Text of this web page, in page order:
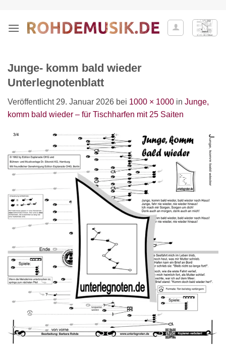
springen
Junge- komm bald wieder
Unterlegnotenblatt
Veröffentlicht 29. Januar 2026 bei 1000 × 1000 in Junge,
komm bald wieder – für Tischharfen mit 25 Saiten